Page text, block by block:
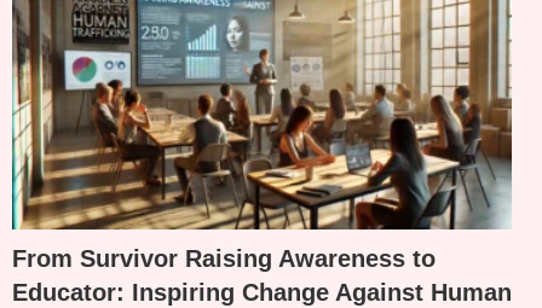
From Survivor Raising Awareness to
Educator: Inspiring Change Against Human